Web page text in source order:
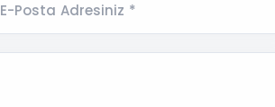
E-Posta Adresiniz *